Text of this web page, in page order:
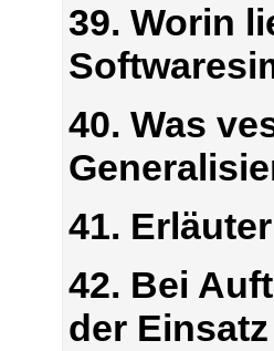
39. Worin
40. Was
41.
42. Bei
der